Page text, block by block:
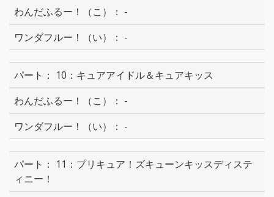
-
-
10：キュアアイドル＆キュアキッス
-
-
11：プリキュア！ズキューンキッスディステ
ィニー！